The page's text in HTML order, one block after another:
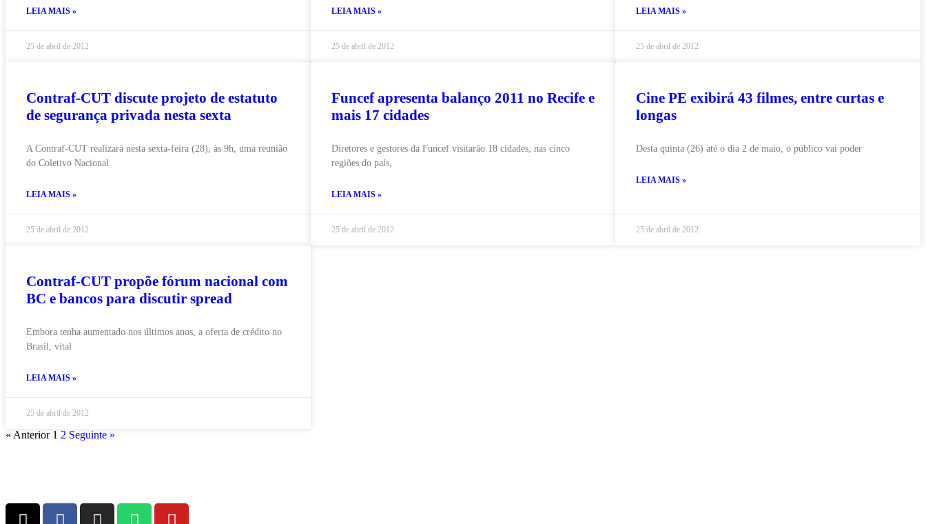
LEIA MAIS »
25 de abril de 2012
LEIA MAIS »
25 de abril de 2012
LEIA MAIS »
25 de abril de 2012
Contraf-CUT discute projeto de estatuto
de segurança privada nesta sexta
A Contraf-CUT realizará nesta sexta-feira (28), às 9h, uma reunião
do Coletivo Nacional
LEIA MAIS »
25 de abril de 2012
Funcef apresenta balanço 2011 no Recife e
mais 17 cidades
Diretores e gestores da Funcef visitarão 18 cidades, nas cinco
regiões do país,
LEIA MAIS »
25 de abril de 2012
Cine PE exibirá 43 filmes, entre curtas e
longas
Desta quinta (26) até o dia 2 de maio, o público vai poder
LEIA MAIS »
25 de abril de 2012
Contraf-CUT propõe fórum nacional com
BC e bancos para discutir spread
Embora tenha aumentado nos últimos anos, a oferta de crédito no
Brasil, vital
LEIA MAIS »
25 de abril de 2012
« Anterior 1 2 Seguinte »